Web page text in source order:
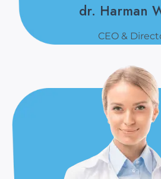
dr. Harman
CEO &